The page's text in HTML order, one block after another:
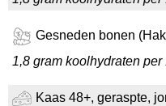
Gesneden bonen
1,8 gram koolhydraten per
Kaas 48+, geraspte,